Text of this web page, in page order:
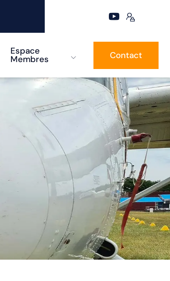
Espace
Membres Contact